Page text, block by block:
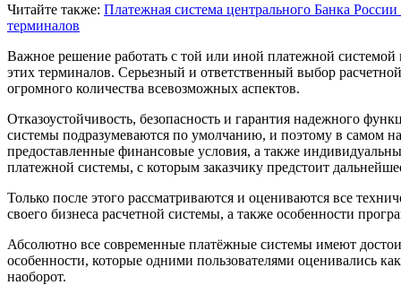
Читайте также: Платежная система центрального Банка России
терминалов
Важное решение работать с той или иной платежной
этих терминалов. Серьезный и ответственный выбор
огромного количества всевозможных аспектов.
Отказоустойчивость, безопасность и гарантия надежного
системы подразумеваются по умолчанию, и поэтому в самом
предоставленные финансовые условия, а также
платежной системы, с которым заказчику предстоит
Только после этого рассматриваются и оцениваются все
своего бизнеса расчетной системы, а также особенности
Абсолютно все современные платёжные системы имеют
особенности, которые одними пользователями оценивались
наоборот.